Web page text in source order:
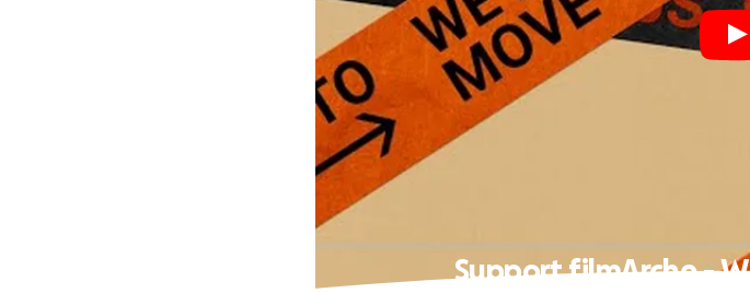
Support filmArche -